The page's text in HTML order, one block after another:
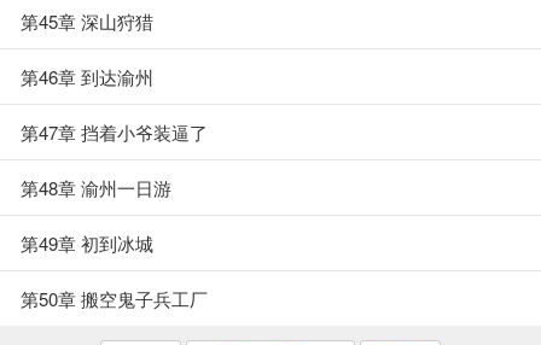
第45章 深山狩猎
第46章 到达渝州
第47章 挡着小爷装逼了
第48章 渝州一日游
第49章 初到冰城
第50章 搬空鬼子兵工厂